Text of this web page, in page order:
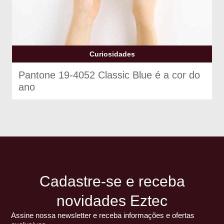
Curiosidades
Pantone 19-4052 Classic Blue é a cor do
ano
Cadastre-se e receba
novidades Eztec
Assine nossa newsletter e receba informações e ofertas